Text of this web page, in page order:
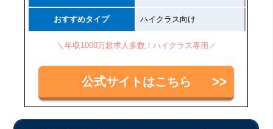
おすすめタイプ ハイクラス向け
＼年収1000万超求人多数！ハイクラス専用／
公式サイトはこちら